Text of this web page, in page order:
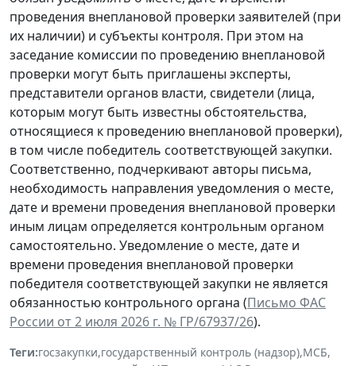
проведения внеплановой проверки заявителей (при
их наличии) и субъекты контроля. При этом на
заседание комиссии по проведению внеплановой
проверки могут быть приглашены эксперты,
представители органов власти, свидетели (лица,
которым могут быть известны обстоятельства,
относящиеся к проведению внеплановой проверки),
в том числе победитель соответствующей закупки.
Соответственно, подчеркивают авторы письма,
необходимость направления уведомления о месте,
дате и времени проведения внеплановой проверки
иным лицам определяется контрольным органом
самостоятельно. Уведомление о месте, дате и
времени проведения внеплановой проверки
победителя соответствующей закупки не является
обязанностью контрольного органа (Письмо ФАС
России от 2 июля 2026 г. № ГР/67937/26).
Теги:госзакупки,государственный контроль (надзор),МСБ,